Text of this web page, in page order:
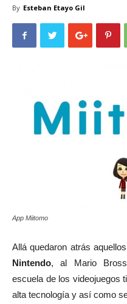
By Esteban Etayo Gil
App Miitomo
Allá quedaron atrás
Nintendo, al Mario
escuela de los videojuegos
alta tecnología y así como